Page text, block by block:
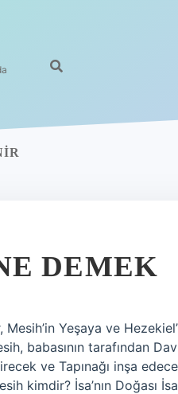
DEMEK
Yeşaya ve
babasının tarafından
ve Tapınağı inşa
kimdir? İsa’nın Doğası